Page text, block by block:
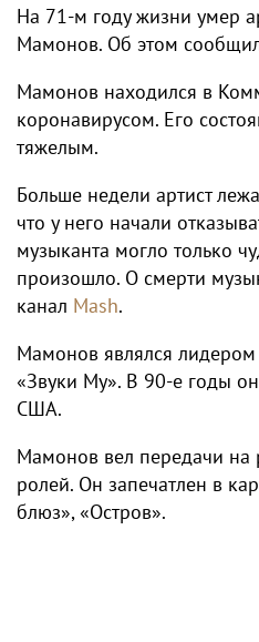
На 71-м году жизни умер
Мамонов. Об этом
Мамонов находился в
коронавирусом. Его
тяжелым.
Больше недели артист
что у него начали
музыканта могло только
произошло. О смерти
канал Mash.
Мамонов являлся
«Звуки Му». В 90-е годы
США.
Мамонов вел передачи на
ролей. Он запечатлен в
блюз», «Остров».